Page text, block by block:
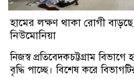
হামের লক্ষণ থাকা রোগী বাড়ছে
নিউমোনিয়া
নিজস্ব প্রতিবেদকচট্টগ্রাম
বৃদ্ধি পাচ্ছে। বিশেষ করে